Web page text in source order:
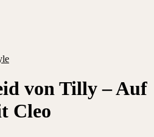
von Tilly – Auf
Cleo